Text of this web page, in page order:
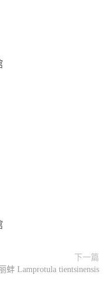
下一篇
蚌 Lamprotula tientsinensis